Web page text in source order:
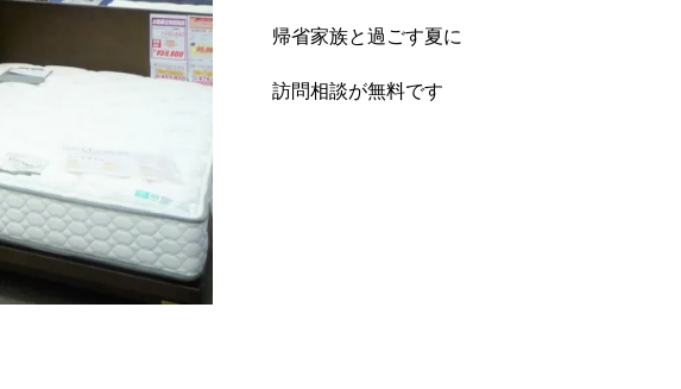
帰省家族と過ごす夏に
訪問相談が無料です